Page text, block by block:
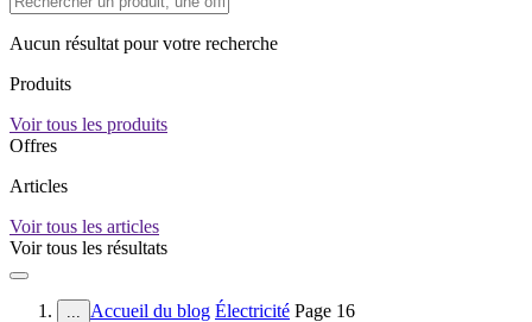
Aucun résultat pour votre recherche
Produits
Voir tous les produits
Offres
Articles
Voir tous les articles
Voir tous les résultats
... Accueil du blog Électricité Page 16